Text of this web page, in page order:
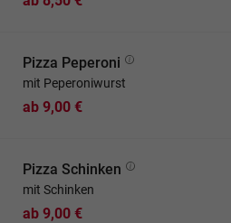
Pizza Peperoni
mit Peperoniwurst
ab 9,00 €
Pizza Schinken
mit Schinken
ab 9,00 €